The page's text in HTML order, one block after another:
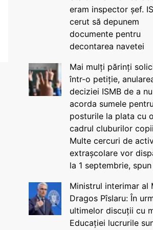
eram inspector șef.
cerut să depunem
documente pentru
decontarea navetei
Mai mulți părinți
într-o petiție,
deciziei ISMB de a
acorda sumele pentru
posturile la plata cu
cadrul cluburilor
Multe cercuri de
extrașcolare vor
la 1 septembrie,
Ministrul interimar al
Dragos Pîslaru: În
ultimelor discuții cu
Educației lucrurile